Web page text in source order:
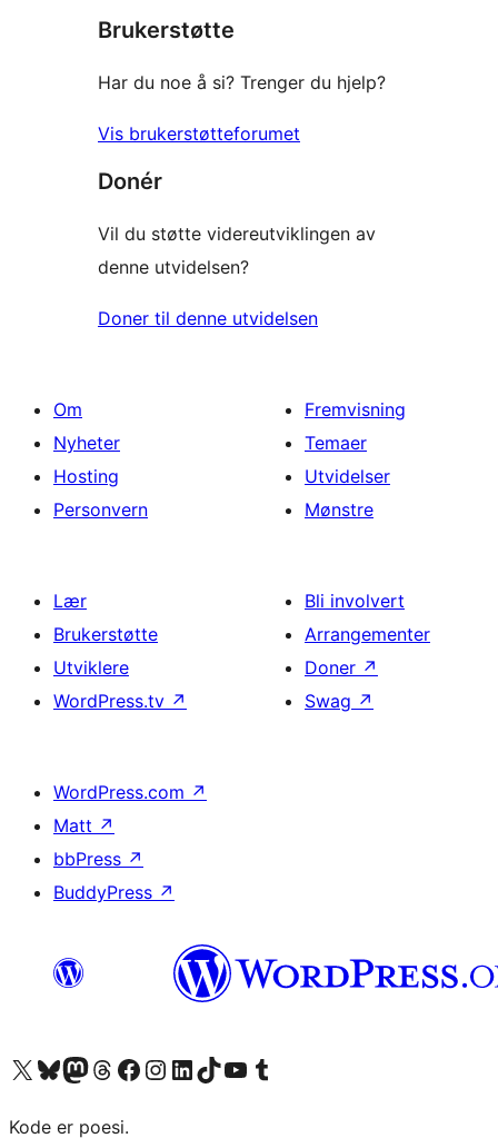
Brukerstøtte
Har du noe å si? Trenger du hjelp?
Vis brukerstøtteforumet
Donér
Vil du støtte videreutviklingen av
denne utvidelsen?
Doner til denne utvidelsen
Om
Nyheter
Hosting
Personvern
Fremvisning
Temaer
Utvidelser
Mønstre
Lær
Brukerstøtte
Utviklere
WordPress.tv ↗
Bli involvert
Arrangementer
Doner ↗
Swag ↗
WordPress.com ↗
Matt ↗
bbPress ↗
BuddyPress ↗
Besøk vår konto på X Visit our Bluesky account
Besøk vår Mastodon-konto
Visit our Threads account
Besøk vår Facebook-sideBesøk vår Instagram-konto
Besøk vår LinkedIn-konto
Visit our TikTok account
Visit our YouTube channel
Visit our Tumblr account
Kode er poesi.